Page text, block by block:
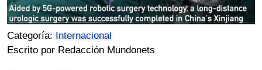
Categoría: Internacional
Escrito por Redacción Mundonets